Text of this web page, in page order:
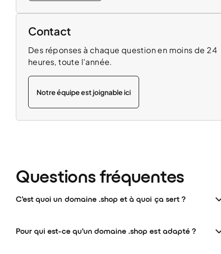
Contact
Des réponses à chaque question en moins de 24
heures, toute l'année.
Notre équipe est joignable ici
Questions fréquentes
C'est quoi un domaine .shop et à quoi ça sert ?
Pour qui est-ce qu'un domaine .shop est adapté ?